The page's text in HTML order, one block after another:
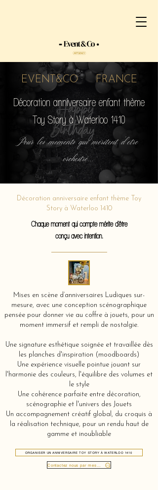
EVENT&CO FRANCE
Décoration anniversaire enfant thème
Toy Story à Waterloo 1410
Pour les moments qui méritent d'etre
orchestré...
Décoration anniversaire enfant thème Toy
Story à Waterloo 1410
Chaque moment qui compte mérite d'être
conçu avec intention.
Mises en scène d’anniversaires Ludiques sur-
mesure, avec une conception scénographique
pensée pour donner vie au coffre à jouets, pour un
moment immersif et rempli de nostalgie.
Une signature esthétique soignée et travaillée dès
les planches d'inspiration (moodboards)
Une expérience visuelle pointue jouant sur
l'harmonie des couleurs, l'équilibre des volumes et
le style
Une cohérence parfaite entre décoration,
scénographie et l'univers des Jouets
Un accompagnement créatif global, du croquis à
la réalisation technique, pour un rendu haut de
gamme et inoubliable
ORGANISER UN ANNIVERSAIRE TOY STORY À WATERLOO 1410